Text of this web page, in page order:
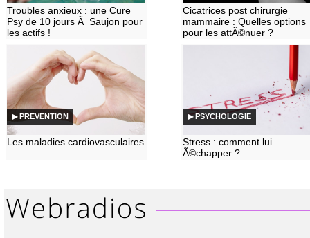
Troubles anxieux : une Cure
Psy de 10 jours Ã Saujon pour
les actifs !
Cicatrices post chirurgie
mammaire : Quelles options
pour les attÃ©nuer ?
▶ PREVENTION
Les maladies cardiovasculaires
▶ PSYCHOLOGIE
Stress : comment lui
Ã©chapper ?